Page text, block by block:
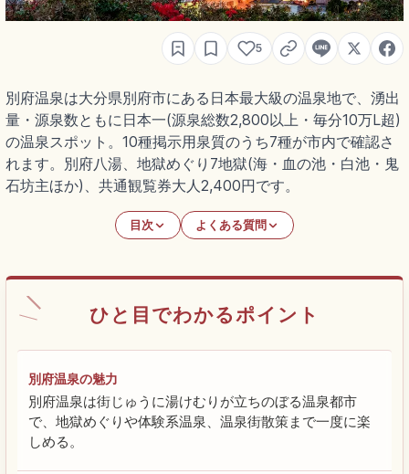
5
別府温泉は大分県別府市にある日本最大級の温泉地で、湧出
量・源泉数ともに日本一(源泉総数2,800以上・毎分10万L超)
の温泉スポット。10種掲示用泉質のうち7種が市内で確認さ
れます。別府八湯、地獄めぐり7地獄(海・血の池・白池・鬼
石坊主ほか)、共通観覧券大人2,400円です。
目次 よくある質問
ひと目でわかるポイント
別府温泉の魅力
別府温泉は街じゅうに湯けむりが立ちのぼる温泉都市
で、地獄めぐりや体験系温泉、温泉街散策まで一度に楽
しめる。